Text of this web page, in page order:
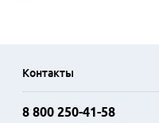
Контакты
8 800 250-41-58